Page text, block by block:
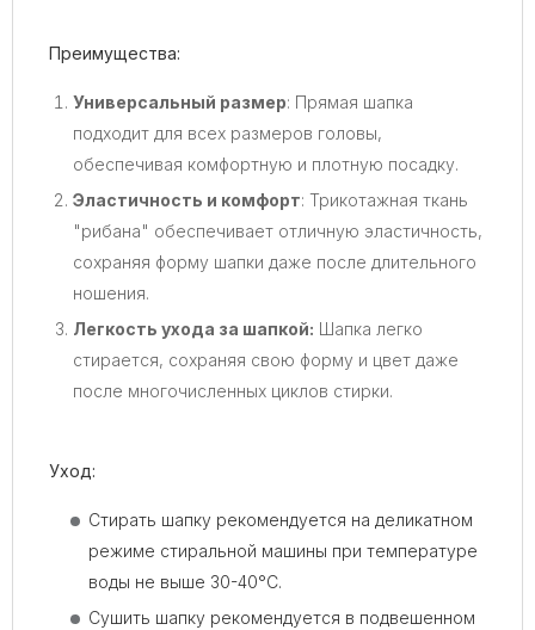
Преимущества:
Универсальный размер: Прямая шапка
подходит для всех размеров головы,
обеспечивая комфортную и плотную посадку.
Эластичность и комфорт: Трикотажная ткань
"рибана" обеспечивает отличную эластичность,
сохраняя форму шапки даже после длительного
ношения.
Легкость ухода за шапкой: Шапка легко
стирается, сохраняя свою форму и цвет даже
после многочисленных циклов стирки.
Уход:
Стирать шапку рекомендуется на деликатном
режиме стиральной машины при температуре
воды не выше 30-40°C.
Сушить шапку рекомендуется в подвешенном